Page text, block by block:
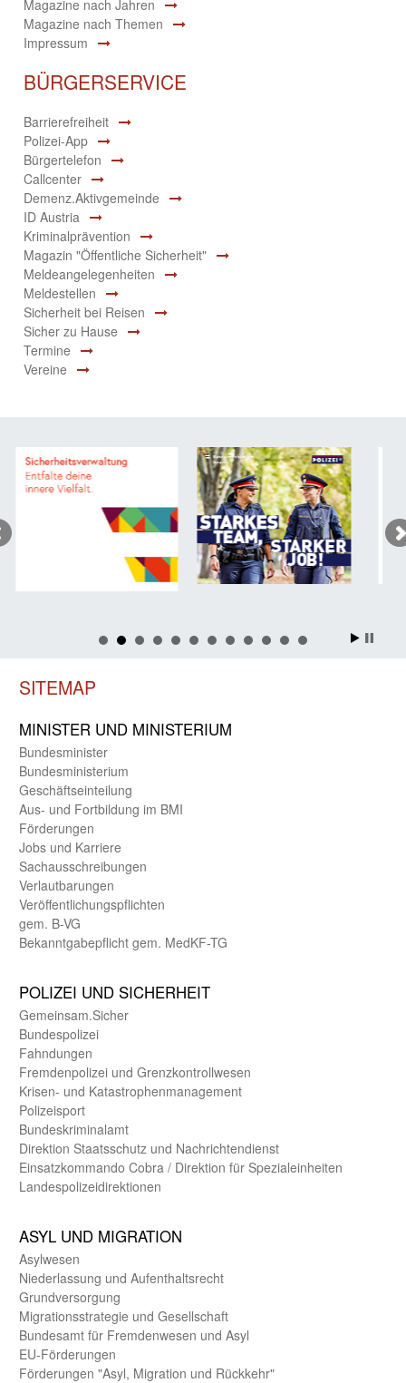
Magazine nach Jahren
Magazine nach Themen
Impressum
BÜRGERSERVICE
Barrierefreiheit
Polizei-App
Bürgertelefon
Callcenter
Demenz.Aktivgemeinde
ID Austria
Kriminalprävention
Magazin "Öffentliche Sicherheit"
Meldeangelegenheiten
Meldestellen
Sicherheit bei Reisen
Sicher zu Hause
Termine
Vereine
SITEMAP
MINISTER UND MINIST­ERIUM
Bundes­minister
Bundes­ministerium
Geschäfts­einteilung
Aus- und Fortbildung im BMI
Förderungen
Jobs und Karriere
Sachaus­schreibungen
Verlautbarungen
Veröffentlichungspflichten
gem. B-VG
Bekanntgabepflicht gem. MedKF-TG
POLIZEI UND SICHER­HEIT
Gemein­sam.Sicher
Bundes­polizei
Fahndungen
Fremdenpolizei und Grenzkontrollwesen
Krisen- und Katastrophen­management
Polizeisport
Bundes­kriminal­amt
Direktion Staats­schutz und Nach­richten­dienst
Einsatz­kommando Cobra / Direktion für Spezialeinheiten
Landes­polizei­direk­tionen
ASYL UND MIGRA­TION
Asyl­wesen
Nieder­lassung und Aufent­halts­recht
Grund­versorgung
Migrations­strategie und Gesell­schaft
Bundes­amt für Fremden­wesen und Asyl
EU-Förde­rungen
Förderungen "Asyl, Migration und Rückkehr"